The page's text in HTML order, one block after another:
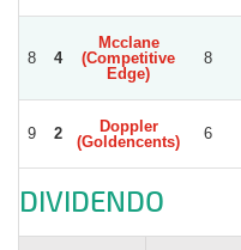
8 4
Mcclane
(Competitive
Edge)
8
9 2
Doppler
(Goldencents)
6
DIVIDENDO